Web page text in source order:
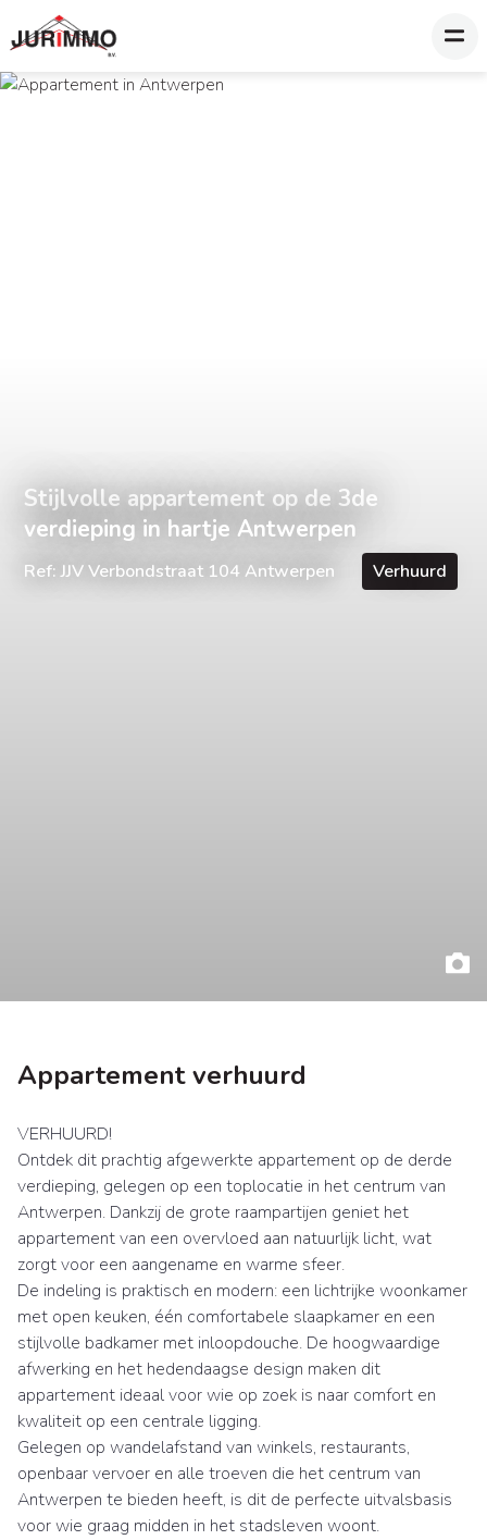
Stijlvolle appartement op de 3de
verdieping in hartje Antwerpen
Ref: JJV Verbondstraat 104 Antwerpen Verhuurd
Appartement verhuurd
VERHUURD!
Ontdek dit prachtig afgewerkte appartement op de derde
verdieping, gelegen op een toplocatie in het centrum van
Antwerpen. Dankzij de grote raampartijen geniet het
appartement van een overvloed aan natuurlijk licht, wat
zorgt voor een aangename en warme sfeer.
De indeling is praktisch en modern: een lichtrijke woonkamer
met open keuken, één comfortabele slaapkamer en een
stijlvolle badkamer met inloopdouche. De hoogwaardige
afwerking en het hedendaagse design maken dit
appartement ideaal voor wie op zoek is naar comfort en
kwaliteit op een centrale ligging.
Gelegen op wandelafstand van winkels, restaurants,
openbaar vervoer en alle troeven die het centrum van
Antwerpen te bieden heeft, is dit de perfecte uitvalsbasis
voor wie graag midden in het stadsleven woont.